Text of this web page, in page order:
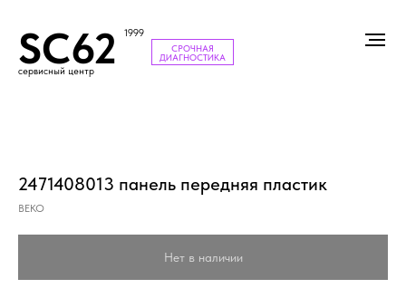
SC62 1999
сервисный центр
СРОЧНАЯ
ДИАГНОСТИКА
2471408013 панель передняя пластик
BEKO
Нет в наличии